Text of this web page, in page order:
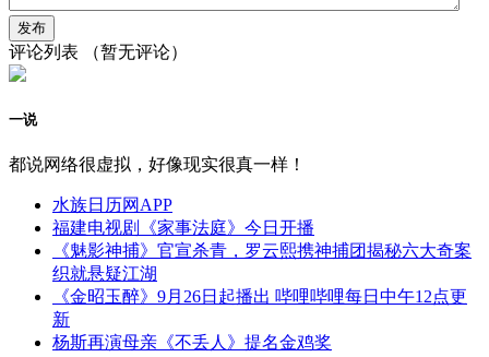
评论列表 （暂无评论）
一说
都说网络很虚拟，好像现实很真一样！
水族日历网APP
福建电视剧《家事法庭》今日开播
《魅影神捕》官宣杀青，罗云熙携神捕团揭秘六大奇案
织就悬疑江湖
《金昭玉醉》9月26日起播出 哔哩哔哩每日中午12点更
新
杨斯再演母亲《不丢人》提名金鸡奖